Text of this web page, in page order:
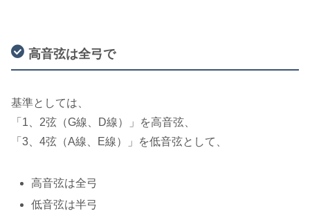
高音弦は全弓で
基準としては、
「1、2弦（G線、D線）」を高音弦、
「3、4弦（A線、E線）」を低音弦として、
高音弦は全弓
低音弦は半弓